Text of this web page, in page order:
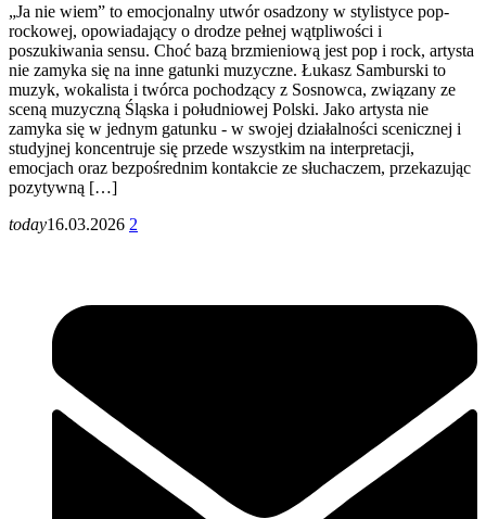
„Ja nie wiem” to emocjonalny utwór osadzony w stylistyce pop-
rockowej, opowiadający o drodze pełnej wątpliwości i
poszukiwania sensu. Choć bazą brzmieniową jest pop i rock, artysta
nie zamyka się na inne gatunki muzyczne. Łukasz Samburski to
muzyk, wokalista i twórca pochodzący z Sosnowca, związany ze
sceną muzyczną Śląska i południowej Polski. Jako artysta nie
zamyka się w jednym gatunku - w swojej działalności scenicznej i
studyjnej koncentruje się przede wszystkim na interpretacji,
emocjach oraz bezpośrednim kontakcie ze słuchaczem, przekazując
pozytywną […]
today16.03.2026 2